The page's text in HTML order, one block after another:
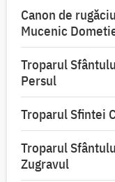
Canon de
Mucenic
Troparul
Persul
Troparul Sfintei
Troparul
Zugravul